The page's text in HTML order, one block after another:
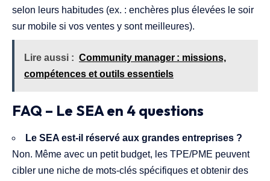
selon leurs habitudes (ex. : enchères plus élevées le soir
sur mobile si vos ventes y sont meilleures).
Lire aussi : Community manager : missions,
compétences et outils essentiels
FAQ – Le SEA en 4 questions
Le SEA est-il réservé aux grandes entreprises ?
Non. Même avec un petit budget, les TPE/PME peuvent
cibler une niche de mots-clés spécifiques et obtenir des